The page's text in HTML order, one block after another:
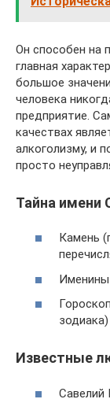
Он способен на
главная
большое
человека
предприятие.
качествах
алкоголизму, и
просто
Тайна имени
Камень
зодиака)
Известные
Савелий